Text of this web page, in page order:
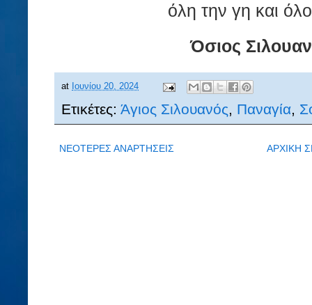
όλη την γη και
Όσιος
at Ιουνίου 20, 2024
Ετικέτες: Άγιος Σιλουανός, Παναγία,
ΝΕΟΤΕΡΕΣ ΑΝΑΡΤΗΣΕΙΣ ΑΡΧΙΚΗ